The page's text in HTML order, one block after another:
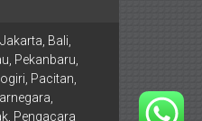
Bali,
Pekanbaru,
Pacitan,
Pengacara